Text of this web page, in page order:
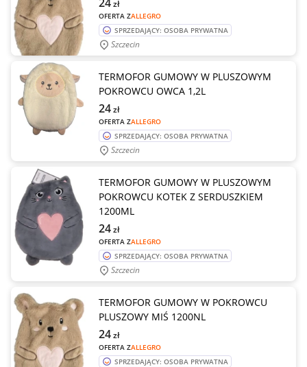
OFERTA ZALLEGRO
zł
SPRZEDAJĄCY: OSOBA PRYWATNA
Szczecin
TERMOFOR GUMOWY W PLUSZOWYM
POKROWCU OWCA 1,2L
OFERTA ZALLEGRO
24zł
SPRZEDAJĄCY: OSOBA PRYWATNA
Szczecin
TERMOFOR GUMOWY W PLUSZOWYM
POKROWCU KOTEK Z SERDUSZKIEM
1200ML
OFERTA ZALLEGRO
24zł
SPRZEDAJĄCY: OSOBA PRYWATNA
Szczecin
TERMOFOR GUMOWY W POKROWCU
PLUSZOWY MIŚ 1200NL
OFERTA ZALLEGRO
24zł
SPRZEDAJĄCY: OSOBA PRYWATNA